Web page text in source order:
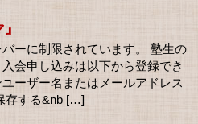
ーに制限されています。 塾生の
会申し込みは以下から登録でき
ーザー名またはメールアドレス
存する&nb […]